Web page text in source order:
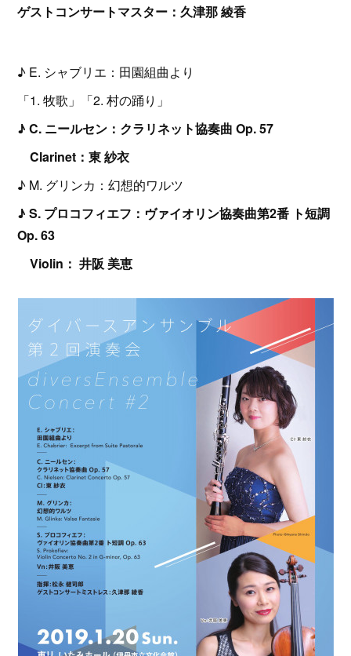
ゲストコンサートマスター：久津那 綾香
♪ E. シャブリエ：田園組曲より
「1. 牧歌」「2. 村の踊り」
♪ C. ニールセン：クラリネット協奏曲 Op. 57
Clarinet：東 紗衣
♪ M. グリンカ：幻想的ワルツ
♪ S. プロコフィエフ：ヴァイオリン協奏曲第2番 ト短調
Op. 63
Violin： 井阪 美恵